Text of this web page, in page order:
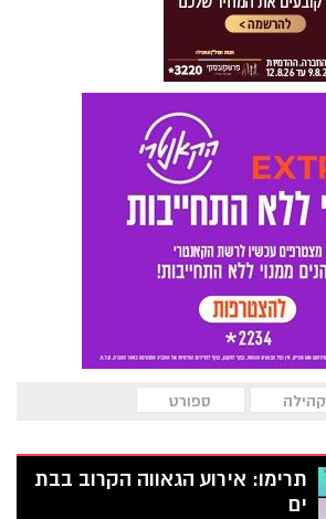
קהילה ספורט
תרימו: אירוע הגאווה הקרוב בבת
ים